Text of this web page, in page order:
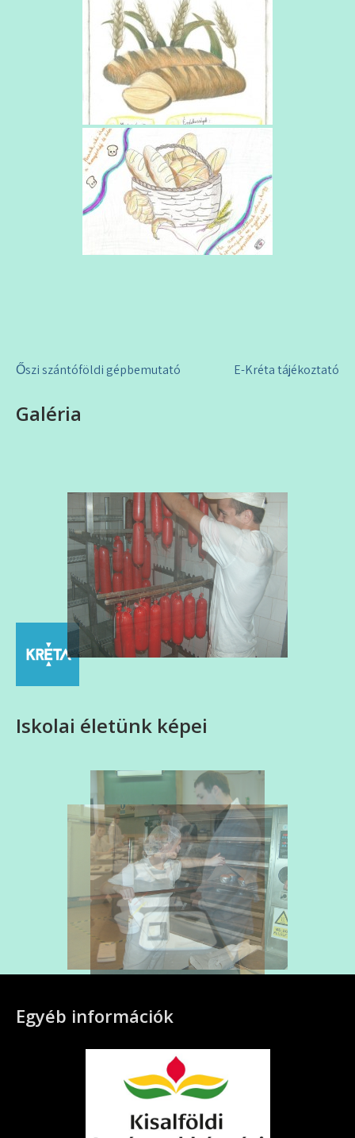
Bejegyzés
Őszi szántóföldi gépbemutató E-Kréta tájékoztató
Galéria
Iskolai életünk képei
Egyéb információk